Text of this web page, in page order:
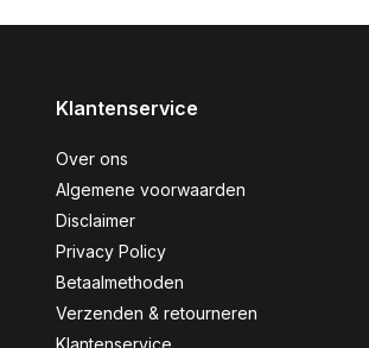
Klantenservice
Over ons
Algemene voorwaarden
Disclaimer
Privacy Policy
Betaalmethoden
Verzenden & retourneren
Klantenservice